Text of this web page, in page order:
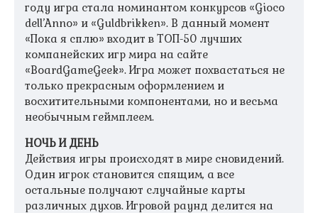
году игра стала номинантом конкурсов «Gioco
dell’Anno» и «Guldbrikken». В данный момент
«Пока я сплю» входит в ТОП-50 лучших
компанейских игр мира на сайте
«BoardGameGeek». Игра может похвастаться не
только прекрасным оформлением и
восхитительными компонентами, но и весьма
необычным геймплеем.
НОЧЬ И ДЕНЬ
Действия игры происходят в мире сновидений.
Один игрок становится спящим, а все
остальные получают случайные карты
различных духов. Игровой раунд делится на